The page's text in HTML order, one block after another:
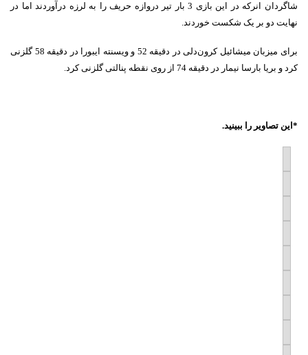
شاگردان انرکه در این بازی 3 بار تیر دروازه حریف را به لرزه درآوردند اما در
نهایت دو بر یک شکست خوردند.
برای میزبان میشائیل کرون‌دلی در دقیقه 52 و ویسنته ایبورا در دقیقه 58 گلزنی
کرد و بریا بارسا نیمار در دقیقه 74 از روی نقطه پنالتی گلزنی کرد.
*این تصاویر را ببینید.